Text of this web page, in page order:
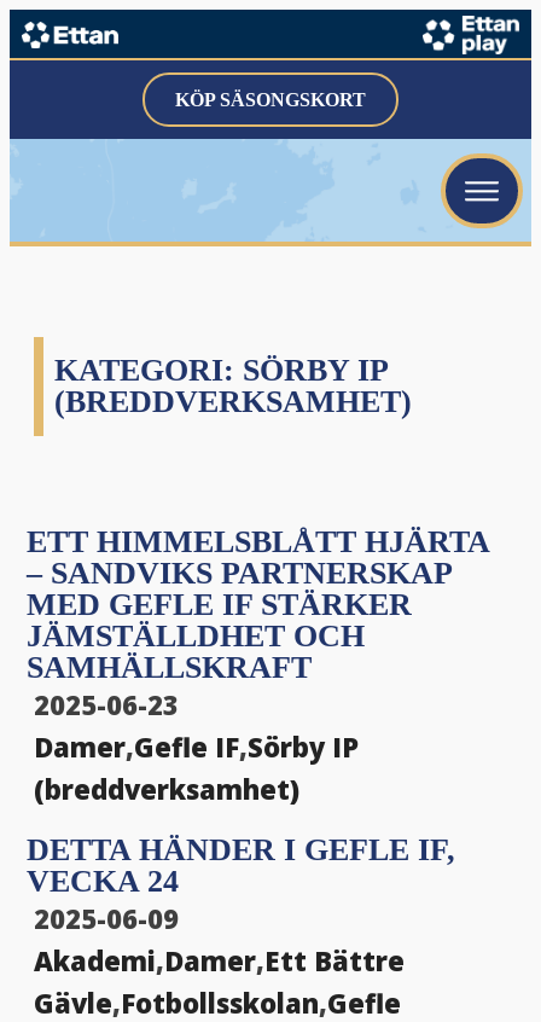
KÖP SÄSONGSKORT
KATEGORI: SÖRBY IP
(BREDDVERKSAMHET)
ETT HIMMELSBLÅTT HJÄRTA
– SANDVIKS PARTNERSKAP
MED GEFLE IF STÄRKER
JÄMSTÄLLDHET OCH
SAMHÄLLSKRAFT
2025-06-23
Damer,Gefle IF,Sörby IP
(breddverksamhet)
DETTA HÄNDER I GEFLE IF,
VECKA 24
2025-06-09
Akademi,Damer,Ett Bättre
Gävle,Fotbollsskolan,Gefle